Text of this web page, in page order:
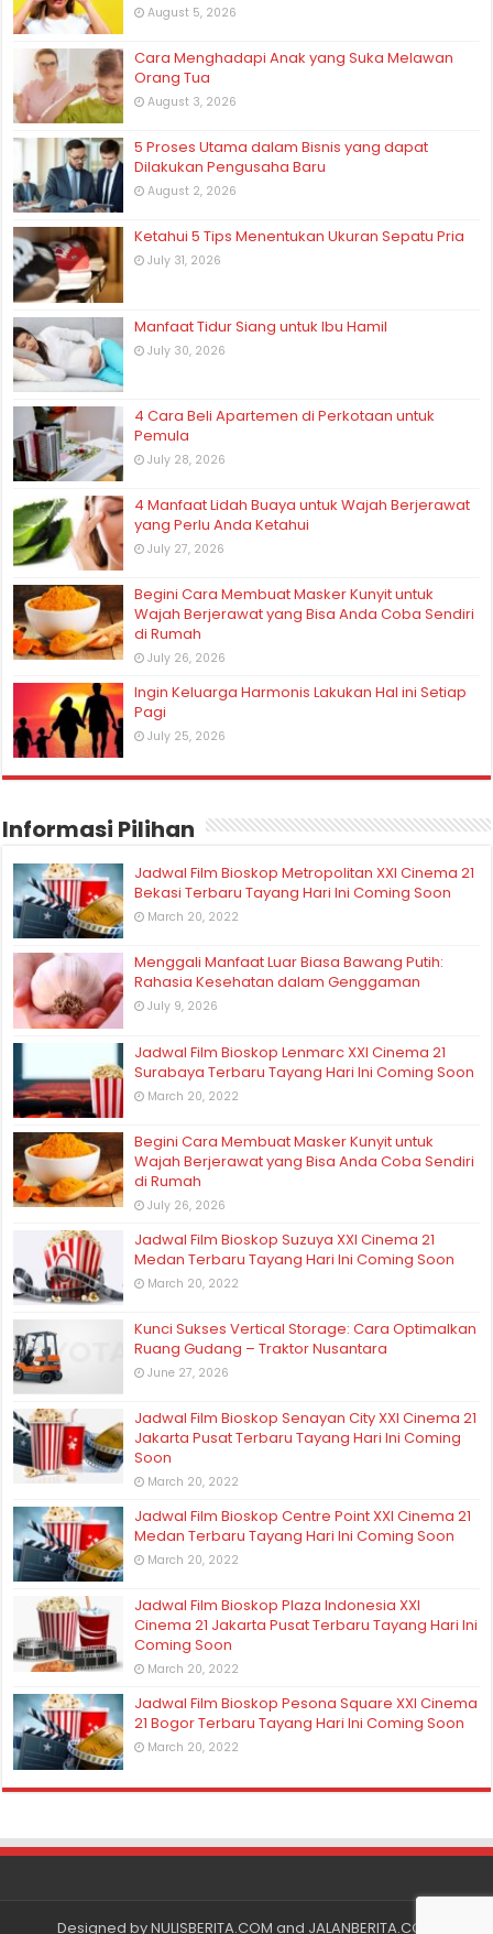
August 5, 2026
Cara Menghadapi Anak yang Suka Melawan
Orang Tua
August 3, 2026
5 Proses Utama dalam Bisnis yang dapat
Dilakukan Pengusaha Baru
August 2, 2026
Ketahui 5 Tips Menentukan Ukuran Sepatu Pria
July 31, 2026
Manfaat Tidur Siang untuk Ibu Hamil
July 30, 2026
4 Cara Beli Apartemen di Perkotaan untuk
Pemula
July 28, 2026
4 Manfaat Lidah Buaya untuk Wajah Berjerawat
yang Perlu Anda Ketahui
July 27, 2026
Begini Cara Membuat Masker Kunyit untuk
Wajah Berjerawat yang Bisa Anda Coba Sendiri
di Rumah
July 26, 2026
Ingin Keluarga Harmonis Lakukan Hal ini Setiap
Pagi
July 25, 2026
Informasi Pilihan
Jadwal Film Bioskop Metropolitan XXI Cinema 21
Bekasi Terbaru Tayang Hari Ini Coming Soon
March 20, 2022
Menggali Manfaat Luar Biasa Bawang Putih:
Rahasia Kesehatan dalam Genggaman
July 9, 2026
Jadwal Film Bioskop Lenmarc XXI Cinema 21
Surabaya Terbaru Tayang Hari Ini Coming Soon
March 20, 2022
Begini Cara Membuat Masker Kunyit untuk
Wajah Berjerawat yang Bisa Anda Coba Sendiri
di Rumah
July 26, 2026
Jadwal Film Bioskop Suzuya XXI Cinema 21
Medan Terbaru Tayang Hari Ini Coming Soon
March 20, 2022
Kunci Sukses Vertical Storage: Cara Optimalkan
Ruang Gudang – Traktor Nusantara
June 27, 2026
Jadwal Film Bioskop Senayan City XXI Cinema 21
Jakarta Pusat Terbaru Tayang Hari Ini Coming
Soon
March 20, 2022
Jadwal Film Bioskop Centre Point XXI Cinema 21
Medan Terbaru Tayang Hari Ini Coming Soon
March 20, 2022
Jadwal Film Bioskop Plaza Indonesia XXI
Cinema 21 Jakarta Pusat Terbaru Tayang Hari Ini
Coming Soon
March 20, 2022
Jadwal Film Bioskop Pesona Square XXI Cinema
21 Bogor Terbaru Tayang Hari Ini Coming Soon
March 20, 2022
Designed byNULISBERITA.COM and JALANBERITA.COM